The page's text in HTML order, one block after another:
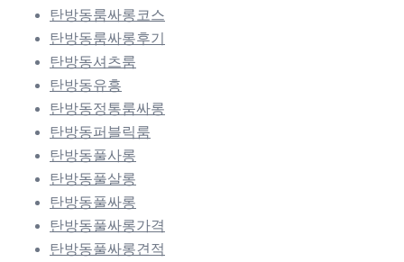
탄방동룸싸롱코스
탄방동룸싸롱후기
탄방동셔츠룸
탄방동유흥
탄방동정통룸싸롱
탄방동퍼블릭룸
탄방동풀사롱
탄방동풀살롱
탄방동풀싸롱
탄방동풀싸롱가격
탄방동풀싸롱견적